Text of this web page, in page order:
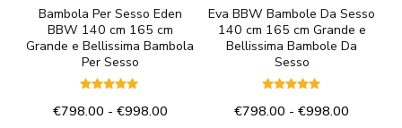
Bambola Per Sesso Eden
BBW 140 cm 165 cm
Grande e Bellissima Bambola
Per Sesso
5.00
€798.00 - €998.00Fascia
Eva BBW Bambole Da Sesso
140 cm 165 cm Grande e
Bellissima Bambole Da
Sesso
5.00
€798.00 - €998.00